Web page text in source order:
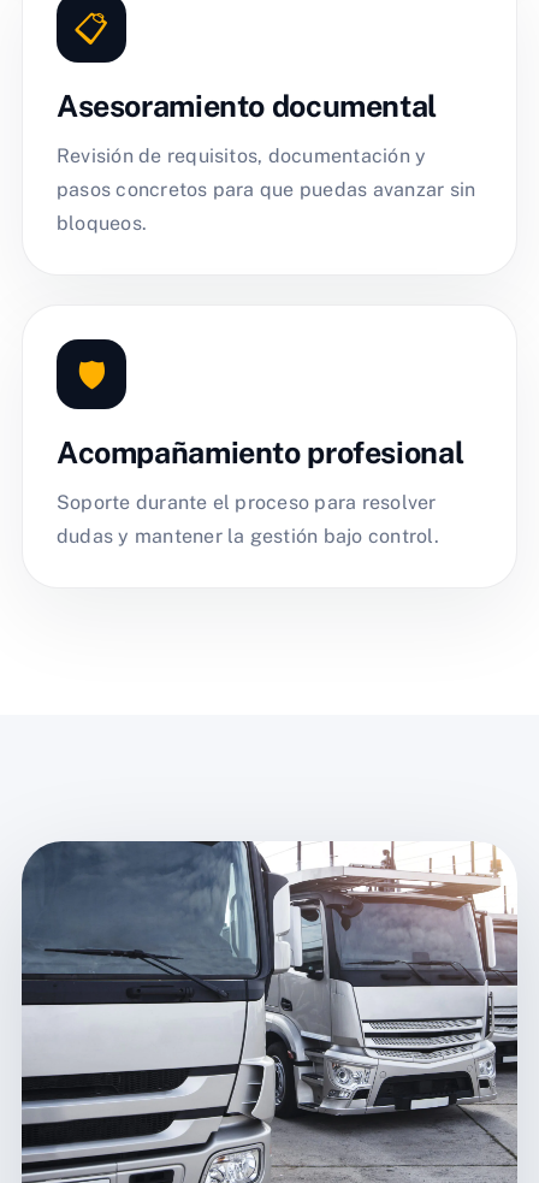
📋
Asesoramiento documental
Revisión de requisitos, documentación y
pasos concretos para que puedas avanzar sin
bloqueos.
🛡️
Acompañamiento profesional
Soporte durante el proceso para resolver
dudas y mantener la gestión bajo control.